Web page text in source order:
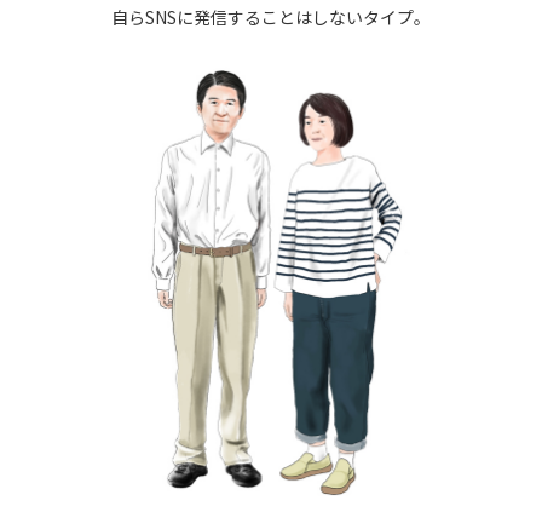
自らSNSに発信することはしないタイプ。